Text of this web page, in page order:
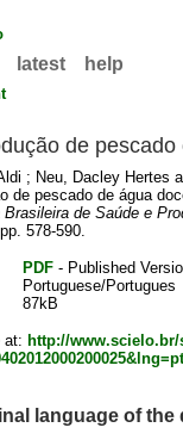
latest help
de
; Neu, Dacley Hertes
de pescado de água
de Saúde e
pp. 578-590.
PDF - Published
Portuguese/Portugues
87kB
at: http://
language of the